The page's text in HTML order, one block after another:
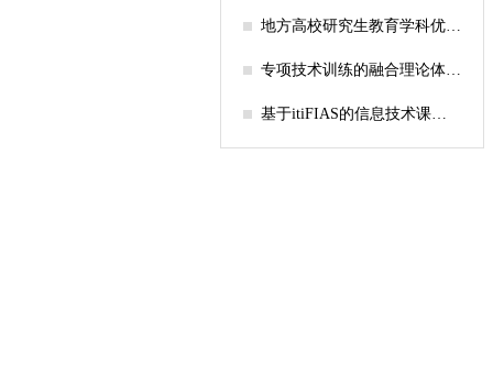
地方高校研究生教育学科优化
径探析
专项技术训练的融合理论体系
基于itiFIAS的信息技术课堂